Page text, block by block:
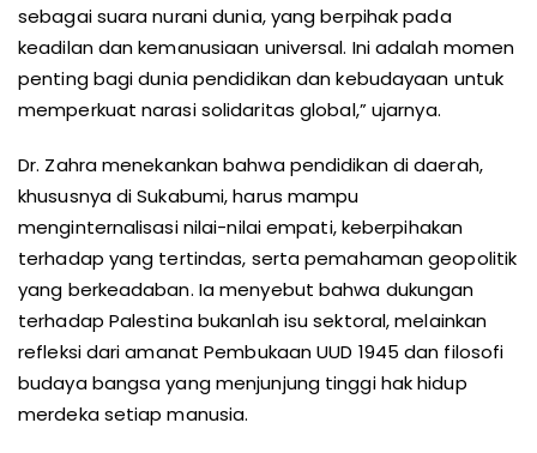
sebagai suara nurani dunia, yang berpihak pada
keadilan dan kemanusiaan universal. Ini adalah momen
penting bagi dunia pendidikan dan kebudayaan untuk
memperkuat narasi solidaritas global,” ujarnya.
Dr. Zahra menekankan bahwa pendidikan di daerah,
khususnya di Sukabumi, harus mampu
menginternalisasi nilai-nilai empati, keberpihakan
terhadap yang tertindas, serta pemahaman geopolitik
yang berkeadaban. Ia menyebut bahwa dukungan
terhadap Palestina bukanlah isu sektoral, melainkan
refleksi dari amanat Pembukaan UUD 1945 dan filosofi
budaya bangsa yang menjunjung tinggi hak hidup
merdeka setiap manusia.